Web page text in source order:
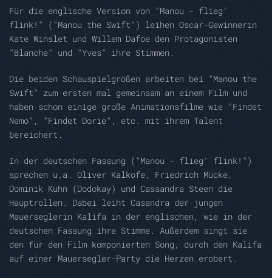
Für die englische Version von "Manou - flieg'
flink!" ("Manou the Swift") leihen Oscar-Gewinnerin
Kate Winslet und Willem Dafoe den Protagonisten
"Blanche" und "Yves" ihre Stimmen.
Die beiden Schauspielgrößen arbeiten bei "Manou the
Swift" zum ersten mal gemeinsam an einem Film und
haben schon einige große Animationsfilme wie "Findet
Nemo", "Findet Dorie", etc. mit ihrem Talent
bereichert.
In der deutschen Fassung ("Manou - flieg' flink!")
sprechen u.a. Oliver Kalkofe, Friedrich Mücke,
Dominik Kuhn (Dodokay) und Cassandra Steen die
Hauptrollen. Dabei leiht Casandra der jungen
Mauerseglerin Kalifa in der englischen, wie in der
deutschen Fassung ihre Stimme. Außerdem singt sie
den für den Film komponierten Song, durch den Kalifa
auf einer Mauersegler-Party die Herzen erobert.